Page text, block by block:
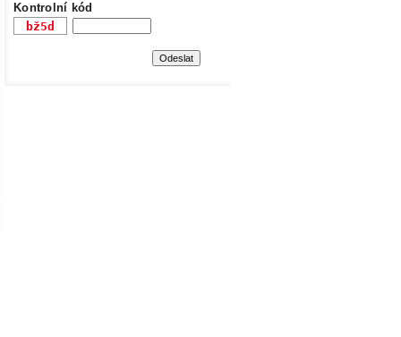
Kontrolní kód